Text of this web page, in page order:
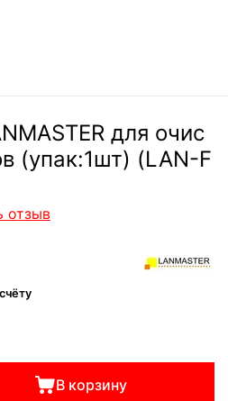
для очис
(упак:1шт) (LAN-F
отзыв
В корзину